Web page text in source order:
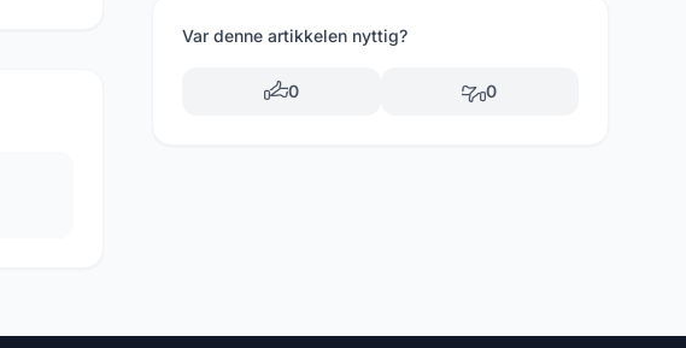
Var denne artikkelen nyttig?
0 0